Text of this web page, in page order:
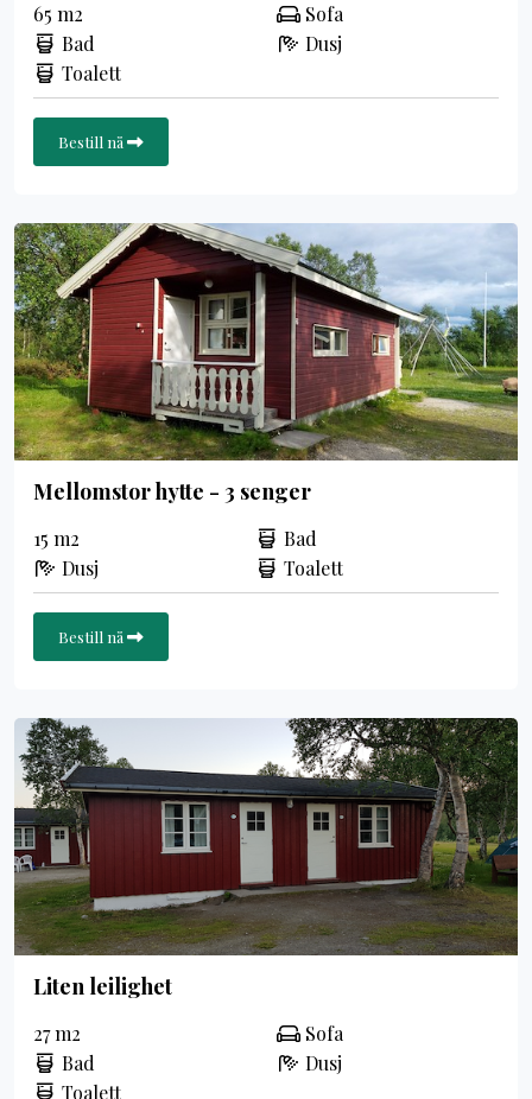
65 m2
Sofa
Bad
Dusj
Toalett
Bestill nå
Mellomstor hytte - 3 senger
15 m2
Bad
Dusj
Toalett
Bestill nå
Liten leilighet
27 m2
Sofa
Bad
Dusj
Toalett